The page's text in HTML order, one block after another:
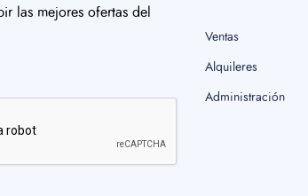
las mejores ofertas del
Ventas
Alquileres
Administración